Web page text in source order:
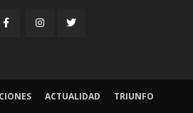
ACTUALIDAD TRIUNFO